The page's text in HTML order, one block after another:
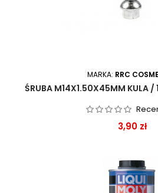
MARKA: RRC
ŚRUBA M14X1.50X45MM KULA /
Cena
3,90 zł